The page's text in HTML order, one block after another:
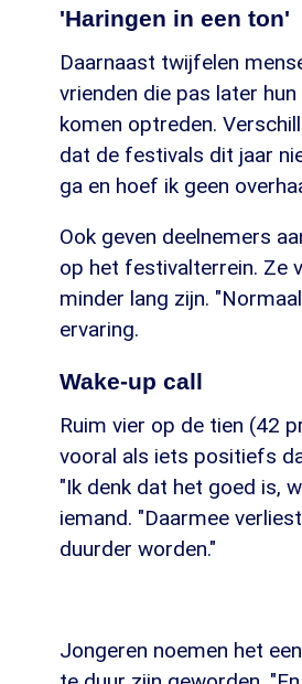
'Haringen in een ton'
Daarnaast twijfelen
vrienden die pas later
komen optreden.
dat de festivals dit jaar
ga en hoef ik geen
Ook geven deelnemers
op het festivalterrein. Ze
minder lang zijn.
ervaring.
Wake-up call
Ruim vier op de tien (42
vooral als iets positiefs
"Ik denk dat het goed is,
iemand. "Daarmee
duurder worden."
Jongeren noemen het